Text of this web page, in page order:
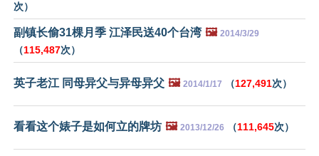
次）
副镇长偷31棵月季 江泽民送40个台湾 🖼️ 2014/3/29
（115,487次）
英子老江 同母异父与异母异父 🖼️ 2014/1/17 （127,491次）
看看这个婊子是如何立的牌坊 🖼️ 2013/12/26 （111,645次）